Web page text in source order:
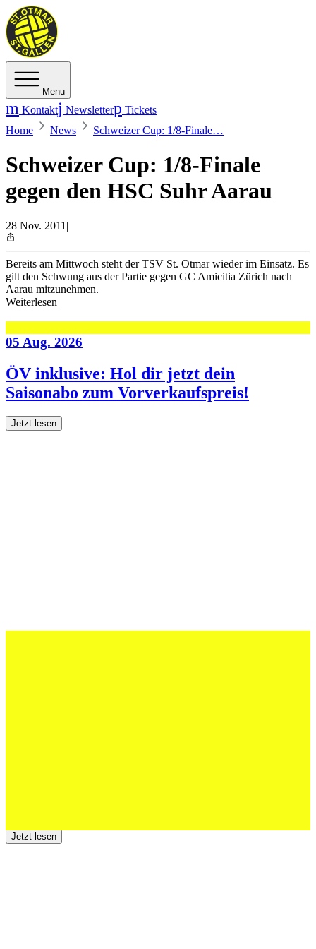
Menu
Kontakt Newsletter
Tickets
Home
News Schweizer Cup: 1/8-Finale…
Schweizer Cup: 1/8-Finale
gegen den HSC Suhr Aarau
28 Nov. 2011 |
Bereits am Mittwoch steht der TSV St. Otmar wieder im Einsatz. Es
gilt den Schwung aus der Partie gegen GC Amicitia Zürich nach
Aarau mitzunehmen.
Weiterlesen
05 Aug. 2026
ÖV inklusive: Hol dir jetzt dein
Saisonabo zum Vorverkaufspreis!
Jetzt lesen
Jetzt lesen